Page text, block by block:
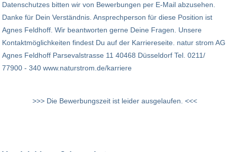
Datenschutzes bitten wir von Bewerbungen per E-Mail abzusehen.
Danke für Dein Verständnis. Ansprechperson für diese Position ist
Agnes Feldhoff. Wir beantworten gerne Deine Fragen. Unsere
Kontaktmöglichkeiten findest Du auf der Karriereseite. natur strom AG
Agnes Feldhoff Parsevalstrasse 11 40468 Düsseldorf Tel. 0211/
77900 - 340 www.naturstrom.de/karriere
>>> Die Bewerbungszeit ist leider ausgelaufen. <<<